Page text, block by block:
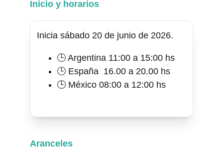
Inicio y horarios
Inicia sábado 20 de junio de 2026.
🕒 Argentina 11:00 a 15:00 hs
🕒 España  16.00 a 20.00 hs
🕒 México 08:00 a 12:00 hs
Aranceles